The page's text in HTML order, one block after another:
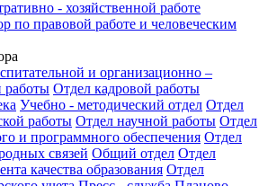
- хозяйственной работе
по правовой работе и человеческим
и организационно –
работы Отдел кадровой работы
Учебно - методический отдел Отдел
работы Отдел научной работы Отдел
и программного обеспечения Отдел
связей Общий отдел Отдел
качества образования Отдел